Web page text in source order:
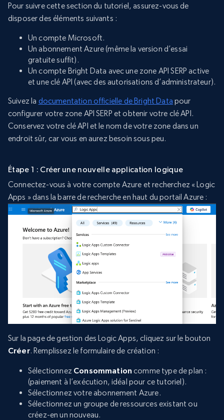
Pour suivre cette section du tutoriel, assurez-vous de
disposer des éléments suivants :
Un compte Microsoft.
Un abonnement Azure (même la version d’essai
gratuite suffit).
Un compte Bright Data avec une zone API SERP active
et une clé API (avec des autorisations d’administrateur).
Suivez la documentation officielle de Bright Data pour
configurer votre zone API SERP et obtenir votre clé API.
Conservez votre clé API et le nom de votre zone dans un
endroit sûr, car vous en aurez besoin sous peu.
Étape 1 : Créer une nouvelle application logique
Connectez-vous à votre compte Azure et recherchez « Logic
Apps » dans la barre de recherche en haut du portail Azure :
Sur la page de gestion des Logic Apps, cliquez sur le bouton
Créer. Remplissez le formulaire de création :
Sélectionnez Consommationcomme type de plan :
(paiement à l’exécution, idéal pour ce tutoriel).
Sélectionnez votre abonnement Azure.
Sélectionnez un groupe de ressources existant ou
créez-en un nouveau.